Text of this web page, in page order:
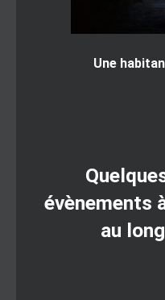
Une
évènements
au